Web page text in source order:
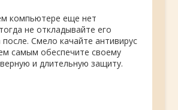
компьютере еще нет
не откладывайте его
после. Смело качайте антивирус
самым обеспечите своему
и длительную защиту.